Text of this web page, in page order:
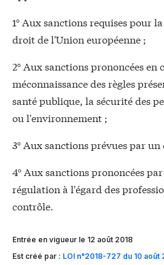
1° Aux sanctions requises pour
droit de l'Union européenne ;
2° Aux sanctions prononcées en
méconnaissance des règles
santé publique, la sécurité des
ou l'environnement ;
3° Aux sanctions prévues par
4° Aux sanctions prononcées
régulation à l'égard des
contrôle.
Entrée en vigueur le 12 août 2018
Est créé par : LOI n°2018-727 du 10 août